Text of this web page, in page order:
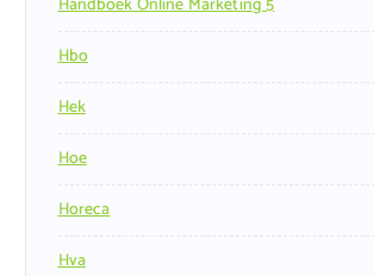
Hbo
Hek
Hoe
Horeca
Hva